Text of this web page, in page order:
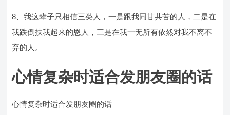
8、我这辈子只相信三类人，一是跟我同甘共苦的人，二是在
我跌倒扶我起来的恩人，三是在我一无所有依然对我不离不
弃的人。
心情复杂时适合发朋友圈的话
心情复杂时适合发朋友圈的话